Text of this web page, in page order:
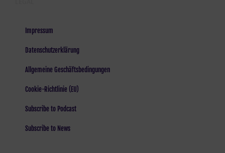
Impressum
Datenschutzerklärung
Allgemeine Geschäftsbedingungen
Cookie-Richtlinie (EU)
Subscribe to Podcast
Subscribe to News